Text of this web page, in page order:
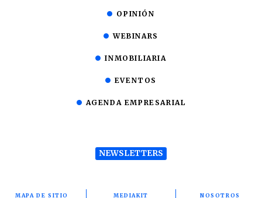
OPINIÓN
WEBINARS
INMOBILIARIA
EVENTOS
AGENDA EMPRESARIAL
NEWSLETTERS
MAPA DE SITIO MEDIAKIT NOSOTROS